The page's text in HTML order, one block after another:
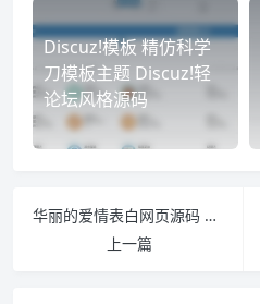
Discuz!模板 精仿科学
刀模板主题 Discuz!轻
论坛风格源码
华丽的爱情表白网页源码 HTML JS+CSS+DIV
上一篇